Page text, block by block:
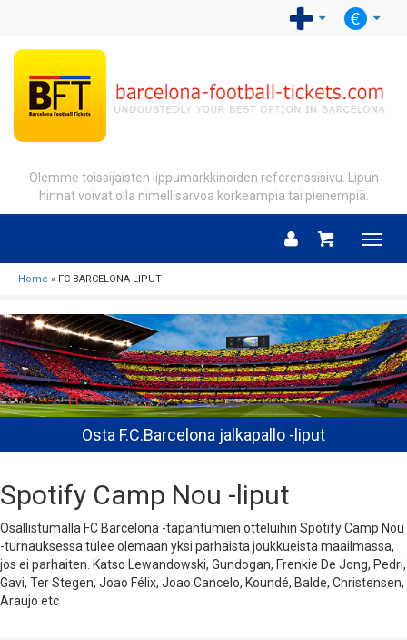
Olemme toissijaisten lippumarkkinoiden referenssisivu. Lipun
hinnat voivat olla nimellisarvoa korkeampia tai pienempiä.
Menu
Home » FC BARCELONA LIPUT
Osta F.C.Barcelona jalkapallo -liput
Spotify Camp Nou -liput
Osallistumalla FC Barcelona -tapahtumien otteluihin Spotify Camp Nou
-turnauksessa tulee olemaan yksi parhaista joukkueista maailmassa,
jos ei parhaiten. Katso Lewandowski, Gundogan, Frenkie De Jong, Pedri,
Gavi, Ter Stegen, Joao Félix, Joao Cancelo, Koundé, Balde, Christensen,
Araujo etc